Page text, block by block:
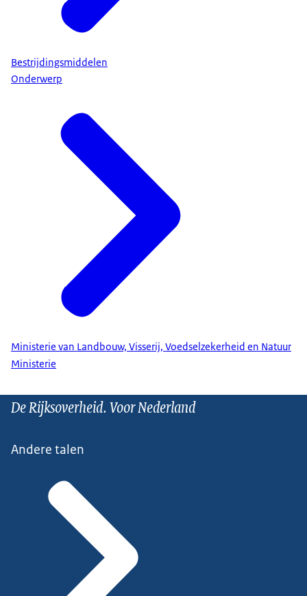
Bestrijdingsmiddelen
Onderwerp
Ministerie van Landbouw, Visserij, Voedselzekerheid en Natuur
Ministerie
De Rijksoverheid. Voor Nederland
Andere talen